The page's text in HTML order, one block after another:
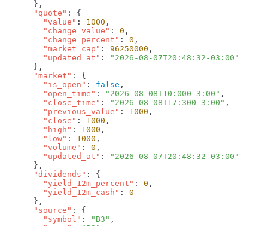
      "quote"
        "value"
: 1000
        "change_value"
: 0
        "change_percent"
: 0
        "market_cap"
: 96250000
        "updated_at"
:
      "market"
        "is_open"
: false
        "open_time"
: "2026-08-08T10:000-3:00"
        "close_time"
: "2026-08-08T17:300-3:00"
        "previous_value"
: 1000
        "close"
: 1000
        "high"
: 1000
        "low"
: 1000
        "volume"
: 0
        "updated_at"
:
      "dividends"
        "yield_12m_percent"
: 0
        "yield_12m_cash"
:
      "source"
        "symbol"
: "B3"